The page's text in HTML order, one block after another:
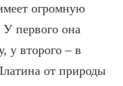
огромную
первого она
у второго – в
от природы